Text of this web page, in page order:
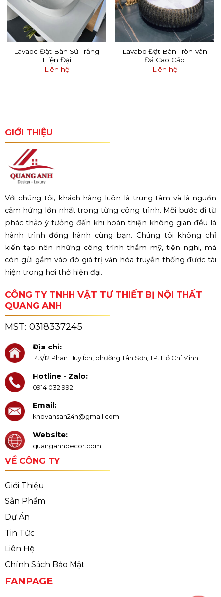
Lavabo Đặt Bàn Sứ Trắng
Hiện Đại
Liên hệ
Lavabo Đặt Bàn Tròn Vân
Đá Cao Cấp
Liên hệ
GIỚI THIỆU
Với chúng tôi, khách hàng luôn là trung tâm và là nguồn
cảm hứng lớn nhất trong từng công trình. Mỗi bước đi từ
phác thảo ý tưởng đến khi hoàn thiện không gian đều là
hành trình đồng hành cùng bạn. Chúng tôi không chỉ
kiến tạo nên những công trình thẩm mỹ, tiện nghi, mà
còn gửi gắm vào đó giá trị văn hóa truyền thống được tái
hiện trong hơi thở hiện đại.
CÔNG TY TNHH VẬT TƯ THIẾT BỊ NỘI THẤT
QUANG ANH
MST: 0318337245
Địa chỉ:
143/12 Phan Huy Ích, phường Tân Sơn, TP. Hồ Chí Minh
Hotline - Zalo:
0914 032 992
Email:
khovansan24h@gmail.com
Website:
quanganhdecor.com
VỀ CÔNG TY
Giới Thiệu
Sản Phẩm
Dự Án
Tin Tức
Liên Hệ
Chính Sách Bảo Mật
FANPAGE